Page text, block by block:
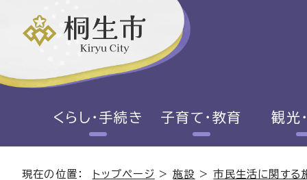
くらし・手続き 子育て・教育 観光
現在の位置： トップページ >施設 >市民生活に関する